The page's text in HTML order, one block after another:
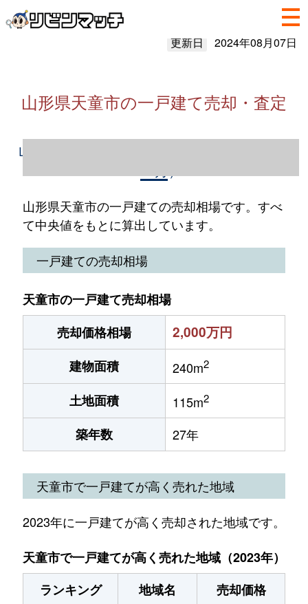
更新日 2024年08月07日
山形県天童市の一戸建て売却・査定
山形県天童市の一戸建て売却情報（2023年1
山形県天童市の一戸建ての売却相場です。すべ
て中央値をもとに算出しています。
一戸建ての売却相場
天童市の一戸建て売却相場
売却価格相場
2,000万円
建物面積 240m2
土地面積 115m2
築年数 27年
天童市で一戸建てが高く売れた地域
2023年に一戸建てが高く売却された地域です。
天童市で一戸建てが高く売れた地域（2023年）
ランキング
地域名
売却価格